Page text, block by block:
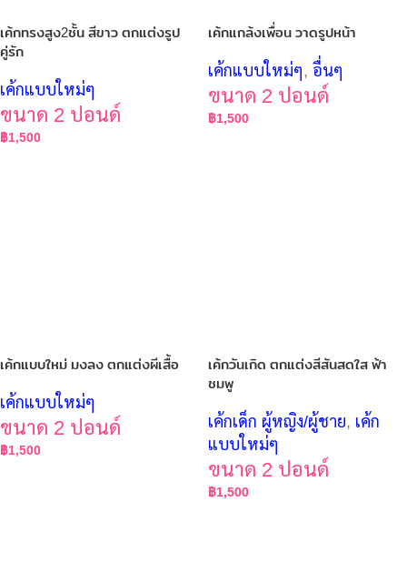
เค้กทรงสูง2ชั้น สีขาว ตกแต่งรูป
คู่รัก
เค้กแบบใหม่ๆ
ขนาด 2 ปอนด์
฿1,500
เค้กแกล้งเพื่อน วาดรูปหน้า
เค้กแบบใหม่ๆ, อื่นๆ
ขนาด 2 ปอนด์
฿1,500
เค้กแบบใหม่ มงลง ตกแต่งผีเสื้อ
เค้กแบบใหม่ๆ
ขนาด 2 ปอนด์
฿1,500
เค้กวันเกิด ตกแต่งสีสันสดใส ฟ้า
ชมพู
เค้กเด็ก ผู้หญิง/ผู้ชาย, เค้ก
แบบใหม่ๆ
ขนาด 2 ปอนด์
฿1,500